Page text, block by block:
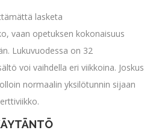
lasketa
vaan opetuksen kokonaisuus
Lukuvuodessa on 32
voi vaihdella eri viikkoina. Joskus
normaalin yksilötunnin sijaan